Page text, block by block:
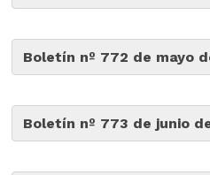
Boletín nº 772 de mayo
Boletín nº 773 de junio